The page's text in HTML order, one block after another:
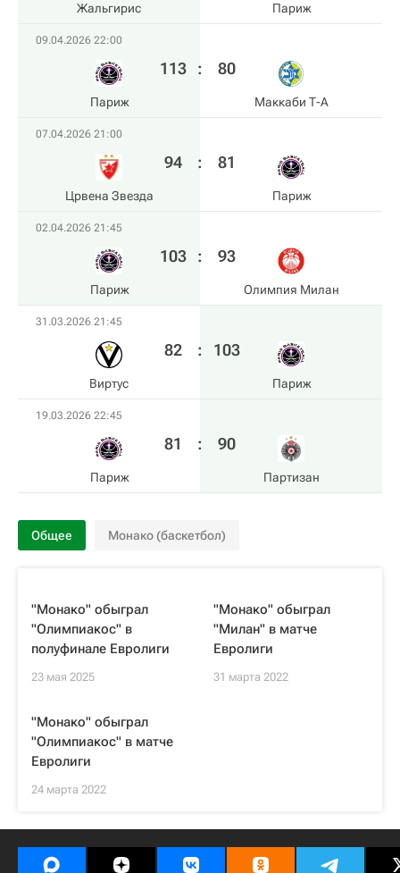
Жальгирис Париж
09.04.2026 22:00
Париж
113 : 80
Маккаби Т-А
07.04.2026 21:00
Црвена Звезда
94 : 81
Париж
02.04.2026 21:45
Париж
103 : 93
Олимпия Милан
31.03.2026 21:45
Виртус
82 : 103
Париж
19.03.2026 22:45
Париж
81 : 90
Партизан
Общее Монако (баскетбол)
"Монако" обыграл
"Олимпиакос" в
полуфинале Евролиги
23 мая 2025
"Монако" обыграл
"Милан" в матче
Евролиги
31 марта 2022
"Монако" обыграл
"Олимпиакос" в матче
Евролиги
24 марта 2022